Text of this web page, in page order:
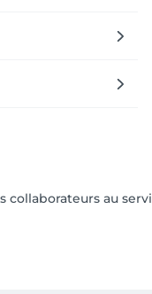
collaborateurs au